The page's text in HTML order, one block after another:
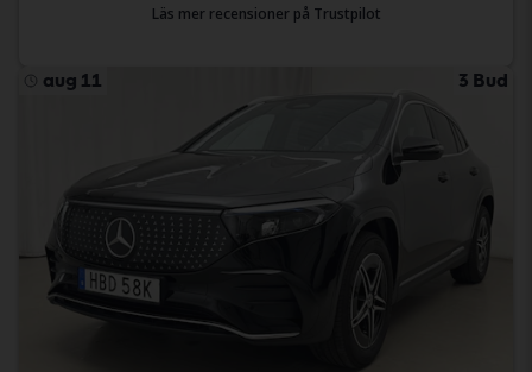
Läs mer recensioner på Trustpilot
aug 11 3 Bud